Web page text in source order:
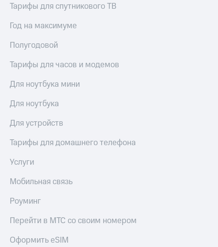
Тарифы для спутникового ТВ
Год на максимуме
Полугодовой
Тарифы для часов и модемов
Для ноутбука мини
Для ноутбука
Для устройств
Тарифы для домашнего телефона
Услуги
Мобильная связь
Роуминг
Перейти в МТС со своим номером
Оформить eSIM